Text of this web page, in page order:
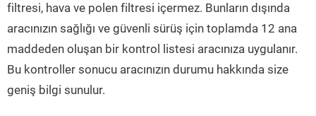
filtresi, hava ve polen filtresi içermez. Bunların dışında
aracınızın sağlığı ve güvenli sürüş için toplamda 12 ana
maddeden oluşan bir kontrol listesi aracınıza uygulanır.
Bu kontroller sonucu aracınızın durumu hakkında size
geniş bilgi sunulur.